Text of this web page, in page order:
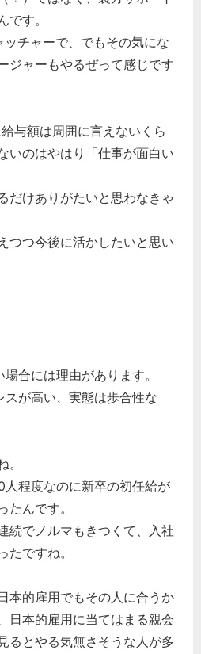
です。
チャーで、でもその気にな
ジャーもやるぜって感じです
与額は周囲に言えないくら
いのはやはり「仕事が面白い
だけありがたいと思わなきゃ
つつ今後に活かしたいと思い
合には理由があります。
が高い、実態は歩合性な
人程度なのに新卒の初任給が
たんです。
続でノルマもきつくて、入社
たですね。
本的雇用でもその人に合うか
日本的雇用に当てはまる親会
るとやる気無さそうな人が多